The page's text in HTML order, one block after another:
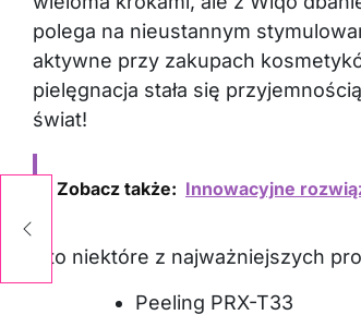
polega na nieustannym
aktywne przy zakupach
pielęgnacja stała się
świat!
Zobacz także: Innowacyjne
Oto niektóre z najważniejszych
Peeling PRX-T33